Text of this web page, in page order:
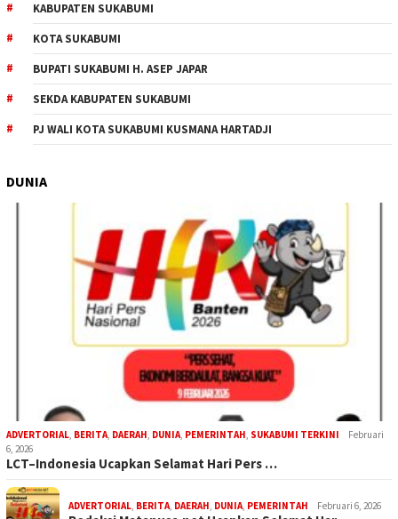
KABUPATEN SUKABUMI
KOTA SUKABUMI
BUPATI SUKABUMI H. ASEP JAPAR
SEKDA KABUPATEN SUKABUMI
PJ WALI KOTA SUKABUMI KUSMANA HARTADJI
DUNIA
ADVERTORIAL, BERITA, DAERAH, DUNIA, PEMERINTAH, SUKABUMI TERKINI
Februari
6, 2026
LCT–Indonesia Ucapkan Selamat Hari Pers …
ADVERTORIAL, BERITA, DAERAH, DUNIA, PEMERINTAH Februari 6, 2026